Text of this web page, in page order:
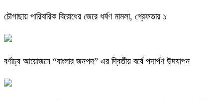
চৌগাছায় পারিবারিক বিরোধের জেরে ধর্ষণ মামলা, গ্রেফতার ১
বর্ণাঢ্য আয়োজনে “বাংলার জনপদ” এর দ্বিতীয় বর্ষে পদার্পণ উদযাপন